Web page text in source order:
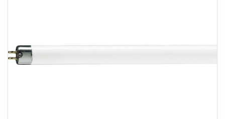
nez, sous les sourcils et dans le coin interne des yeux